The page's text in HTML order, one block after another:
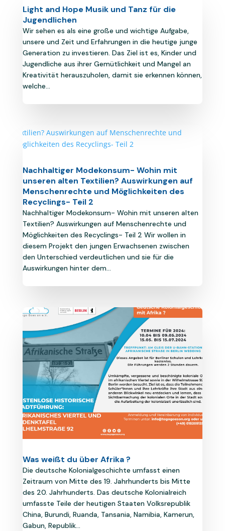
Light and Hope Musik und Tanz für die
Jugendlichen
Wir sehen es als eine große und wichtige Aufgabe,
unsere und Zeit und Erfahrungen in die heutige junge
Generation zu investieren. Das Ziel ist es, Kinder und
Jugendliche aus ihrer Gemütlichkeit und Mangel an
Kreativität herauszuholen, damit sie erkennen können,
welche...
Nachhaltiger Modekonsum- Wohin mit
unseren alten Textilien? Auswirkungen auf
Menschenrechte und Möglichkeiten des
Recyclings- Teil 2
Nachhaltiger Modekonsum- Wohin mit unseren alten
Textilien? Auswirkungen auf Menschenrechte und
Möglichkeiten des Recyclings- Teil 2 Wir wollen in
diesem Projekt den jungen Erwachsenen zwischen
den Unterschied verdeutlichen und sie für die
Auswirkungen hinter dem...
Was weißt du über Afrika ?
Die deutsche Kolonialgeschichte umfasst einen
Zeitraum von Mitte des 19. Jahrhunderts bis Mitte
des 20. Jahrhunderts. Das deutsche Kolonialreich
umfasste Teile der heutigen Staaten Volksrepublik
China, Burundi, Ruanda, Tansania, Namibia, Kamerun,
Gabun, Republik...